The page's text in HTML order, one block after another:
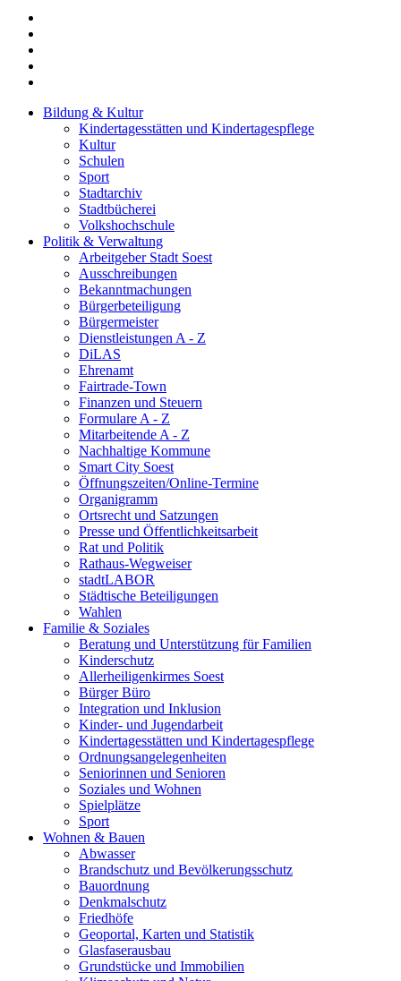
Bildung & Kultur
Kindertagesstätten und Kindertagespflege
Kultur
Schulen
Sport
Stadtarchiv
Stadtbücherei
Volkshochschule
Politik & Verwaltung
Arbeitgeber Stadt Soest
Ausschreibungen
Bekanntmachungen
Bürgerbeteiligung
Bürgermeister
Dienstleistungen A - Z
DiLAS
Ehrenamt
Fairtrade-Town
Finanzen und Steuern
Formulare A - Z
Mitarbeitende A - Z
Nachhaltige Kommune
Smart City Soest
Öffnungszeiten/Online-Termine
Organigramm
Ortsrecht und Satzungen
Presse und Öffentlichkeitsarbeit
Rat und Politik
Rathaus-Wegweiser
stadtLABOR
Städtische Beteiligungen
Wahlen
Familie & Soziales
Beratung und Unterstützung für Familien
Kinderschutz
Allerheiligenkirmes Soest
Bürger Büro
Integration und Inklusion
Kinder- und Jugendarbeit
Kindertagesstätten und Kindertagespflege
Ordnungsangelegenheiten
Seniorinnen und Senioren
Soziales und Wohnen
Spielplätze
Sport
Wohnen & Bauen
Abwasser
Brandschutz und Bevölkerungsschutz
Bauordnung
Denkmalschutz
Friedhöfe
Geoportal, Karten und Statistik
Glasfaserausbau
Grundstücke und Immobilien